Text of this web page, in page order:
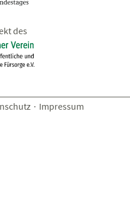
des
· Impressum